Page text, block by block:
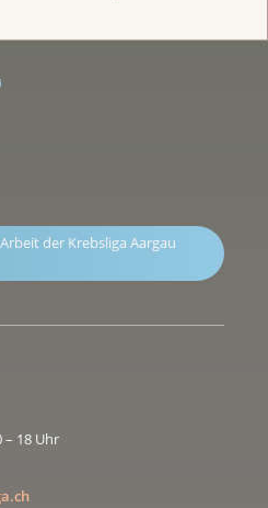
der Krebsliga Aargau
– 18 Uhr